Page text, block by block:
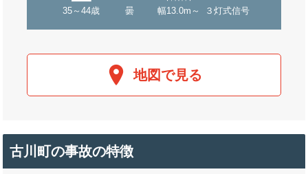
35～44歳 曇 幅13.0m～ ３灯式信号
地図で見る
古川町の事故の特徴